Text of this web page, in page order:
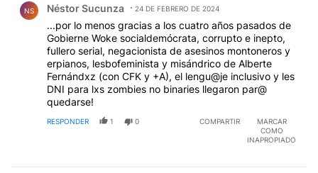
NS Néstor Sucunza 24 DE FEBRERO DE 2024
...por lo menos gracias a los cuatro años pasados de
Gobierne Woke socialdemócrata, corrupto e inepto,
fullero serial, negacionista de asesinos montoneros y
erpianos, lesbofeminista y misándrico de Alberte
Fernándxz (con CFK y +A), el lengu@je inclusivo y les
DNI para lxs zombies no binaries llegaron par@
quedarse!
RESPONDER 1 0 COMPARTIR
MARCAR
COMO
INAPROPIADO